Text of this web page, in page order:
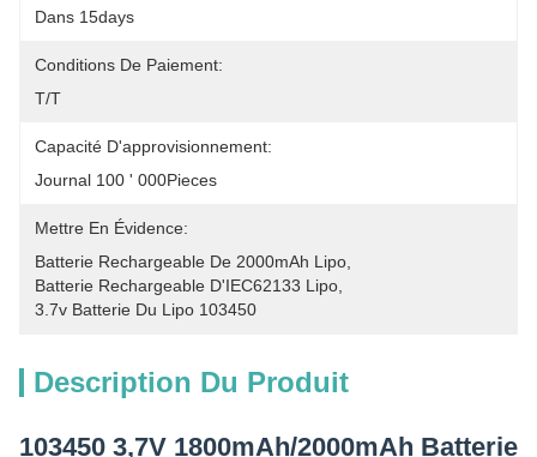
Dans 15days
Conditions De Paiement:
T/T
Capacité D'approvisionnement:
Journal 100 ' 000Pieces
Mettre En Évidence:
Batterie Rechargeable De 2000mAh Lipo
Batterie Rechargeable D'IEC62133 Lipo
3.7v Batterie Du Lipo 103450
Description Du Produit
103450 3,7V 1800mAh/2000mAh Batterie